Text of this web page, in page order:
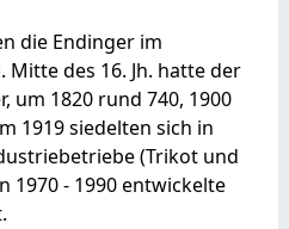
die Endinger im
Mitte des 16. Jh. hatte der
um 1820 rund 740, 1900
1919 siedelten sich in
(Trikot und
1970 - 1990 entwickelte